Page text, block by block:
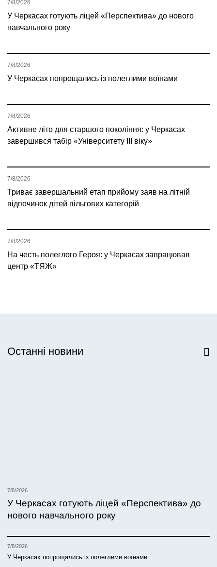
У Черкасах готують ліцей «Перспектива» до нового
навчального року
7/8/2026
У Черкасах попрощались із полеглими воїнами
7/8/2026
Активне літо для старшого покоління: у Черкасах
завершився табір «Університету ІІІ віку»
7/8/2026
Триває завершальний етап прийому заяв на літній
відпочинок дітей пільгових категорій
7/8/2026
На честь полеглого Героя: у Черкасах запрацював
центр «ТЯЖ»
7/8/2026
Останні новини
7/8/2026
У Черкасах готують ліцей «Перспектива» до
нового навчального року
7/8/2026
У Черкасах попрощались із полеглими воїнами